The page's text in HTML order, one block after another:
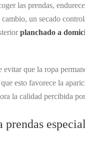
las prendas,
cambio, un secado
planchado a
evitar que la ropa
esto favorece la
la calidad percibida